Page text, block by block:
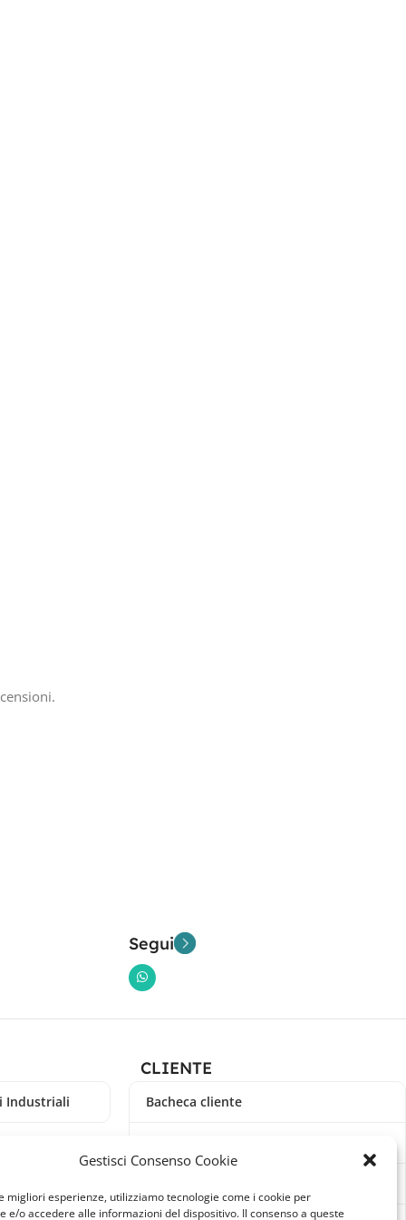
Gestisci Consenso Cookie
migliori esperienze, utilizziamo tecnologie come i cookie per
e/o accedere alle informazioni del dispositivo. Il consenso a queste
Segui
Industriali
CLIENTE
Bacheca cliente